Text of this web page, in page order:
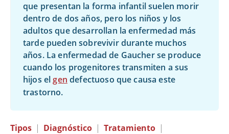
que presentan la forma infantil suelen morir
dentro de dos años, pero los niños y los
adultos que desarrollan la enfermedad más
tarde pueden sobrevivir durante muchos
años. La enfermedad de Gaucher se produce
cuando los progenitores transmiten a sus
hijos elgen defectuoso que causa este
trastorno.
Tipos | Diagnóstico | Tratamiento |